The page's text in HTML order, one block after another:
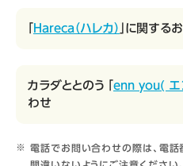
Hareca（ハレカ） 」に関する
カラダととのう 「 enn you( エ
わせ
電話でお問い合わせの際は、電話